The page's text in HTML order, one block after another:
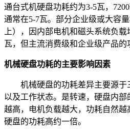
通台式机硬盘功耗约为3-5瓦，
通常在5-7瓦。部分企业级或大容
上），因内部电机和磁头系统负
瓦，但主流消费级和企业级产品的
机械硬盘功耗的主要影响因素
机械硬盘的功耗差异主要源
以及工作状态。是转速，硬盘内
越高，电机负载越大，功耗自然越
硬盘的功耗高约一倍。